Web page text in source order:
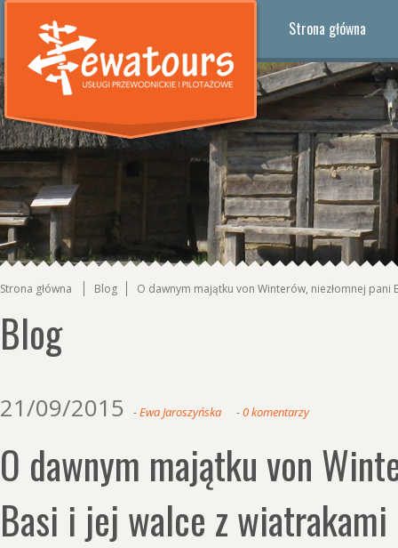
Strona główna
Strona główna Blog O dawnym majątku von Winterów, niezłomnej pani
Blog
21/09/2015 Ewa Jaroszyńska 0 komentarzy
O dawnym majątku von
Basi i jej walce z wiatrakami